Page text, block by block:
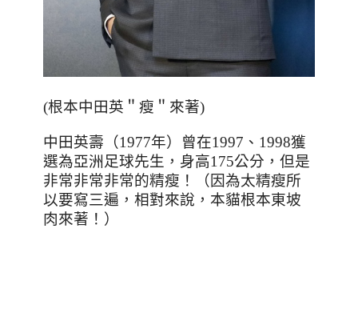
(根本中田英＂瘦＂來著)
中田英壽（1977年）曾在1997 、 1998獲
選為亞洲足球先生，身高175公分，但是
非常非常非常的精瘦！（因為太精瘦所
以要寫三遍，相對來說，本貓根本東坡
肉來著！）